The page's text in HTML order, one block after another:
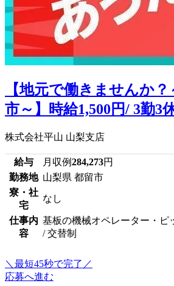
【地元で働きませんか
市～】時給1,500円/ 3勤3
株式会社平山 山梨支店
給与 月収例284,273円
勤務地 山梨県 都留市
寮・社
宅
なし
仕事内
容
基板の機械オペレーター・ピ
/ 交替制
＼最短45秒で完了／
応募へ進む